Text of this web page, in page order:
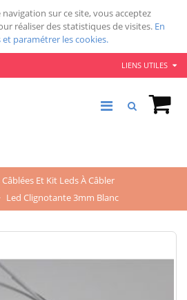
sur ce site, vous acceptez
réaliser des statistiques de visites. En
paramétrer les cookies.
LIENS UTILES
Câblées Et Kit Leds À Câbler
Led Clignotante 3mm Blanc